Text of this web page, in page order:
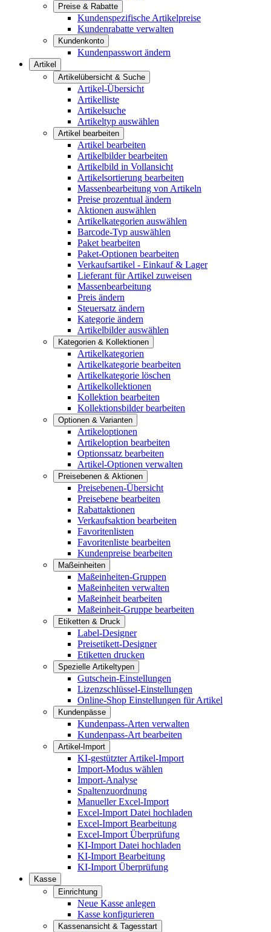
Preise & Rabatte
Kundenspezifische Artikelpreise
Kundenrabatte verwalten
Kundenkonto
Kundenpasswort ändern
Artikel
Artikelübersicht & Suche
Artikel-Übersicht
Artikelliste
Artikelsuche
Artikeltyp auswählen
Artikel bearbeiten
Artikel bearbeiten
Artikelbilder bearbeiten
Artikelbild in Vollansicht
Artikelsortierung bearbeiten
Massenbearbeitung von Artikeln
Preise prozentual ändern
Aktionen auswählen
Artikelkategorien auswählen
Barcode-Typ auswählen
Paket bearbeiten
Paket-Optionen bearbeiten
Verkaufsartikel - Einkauf & Lager
Lieferant für Artikel zuweisen
Massenbearbeitung
Preis ändern
Steuersatz ändern
Kategorie ändern
Artikelbilder auswählen
Kategorien & Kollektionen
Artikelkategorien
Artikelkategorie bearbeiten
Artikelkategorie löschen
Artikelkollektionen
Kollektion bearbeiten
Kollektionsbilder bearbeiten
Optionen & Varianten
Artikeloptionen
Artikeloption bearbeiten
Optionssatz bearbeiten
Artikel-Optionen verwalten
Preisebenen & Aktionen
Preisebenen-Übersicht
Preisebene bearbeiten
Rabattaktionen
Verkaufsaktion bearbeiten
Favoritenlisten
Favoritenliste bearbeiten
Kundenpreise bearbeiten
Maßeinheiten
Maßeinheiten-Gruppen
Maßeinheiten verwalten
Maßeinheit bearbeiten
Maßeinheit-Gruppe bearbeiten
Etiketten & Druck
Label-Designer
Preisetikett-Designer
Etiketten drucken
Spezielle Artikeltypen
Gutschein-Einstellungen
Lizenzschlüssel-Einstellungen
Online-Shop Einstellungen für Artikel
Kundenpässe
Kundenpass-Arten verwalten
Kundenpass-Art bearbeiten
Artikel-Import
KI-gestützter Artikel-Import
Import-Modus wählen
Import-Analyse
Spaltenzuordnung
Manueller Excel-Import
Excel-Import Datei hochladen
Excel-Import Bearbeitung
Excel-Import Überprüfung
KI-Import Datei hochladen
KI-Import Bearbeitung
KI-Import Überprüfung
Kasse
Einrichtung
Neue Kasse anlegen
Kasse konfigurieren
Kassenansicht & Tagesstart